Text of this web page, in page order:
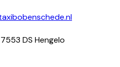
DS Hengelo